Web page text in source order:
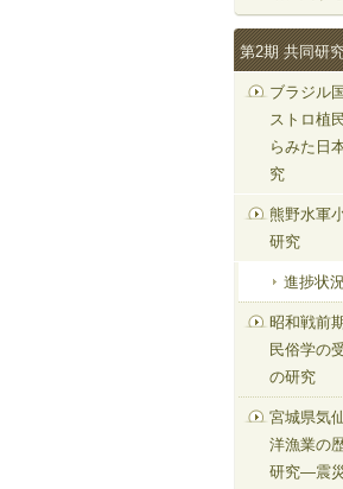
第2期 共同研
ブラジル
ストロ植
らみた日
究
熊野水軍
研究
進捗状
昭和戦前
民俗学の
の研究
宮城県気
洋漁業の
研究—震